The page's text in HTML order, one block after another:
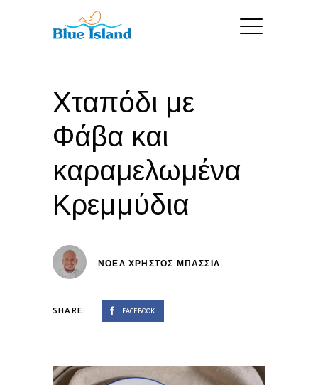
Χταπόδι με
Φάβα και
καραμελωμένα
Κρεμμύδια
ΝΟΕΛ ΧΡΉΣΤΟΣ ΜΠΑΣΣΊΛ
SHARE: FACEBOOK